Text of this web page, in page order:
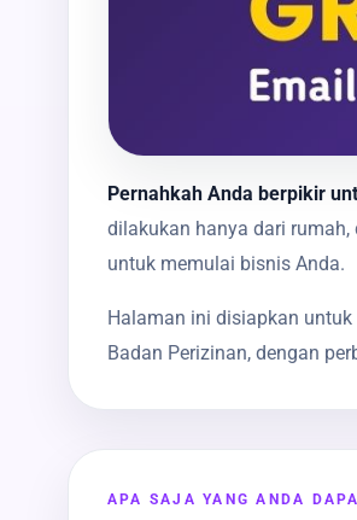
Pernahkah Anda berpikir
dilakukan hanya dari
untuk memulai bisnis Anda.
Halaman ini disiapkan untuk
Badan Perizinan, dengan
APA SAJA YANG ANDA